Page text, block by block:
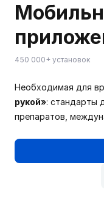
450 000+ установок
Необходимая для
рукой»: стандарты
препаратов,